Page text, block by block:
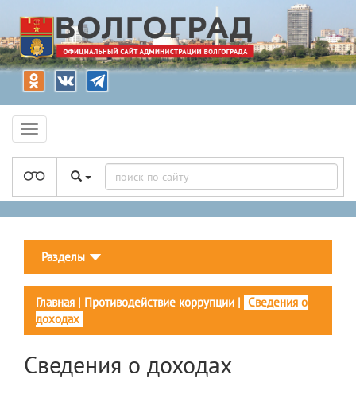
Разделы
Главная | Противодействие коррупции | Сведения о
доходах
Сведения о доходах